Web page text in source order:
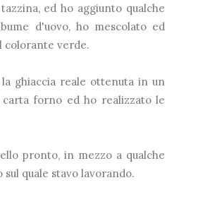
ed ho aggiunto qualche
d'uovo, ho mescolato ed
colorante verde.
ghiaccia reale ottenuta in un
forno ed ho realizzato le
pronto, in mezzo a qualche
sul quale stavo lavorando.